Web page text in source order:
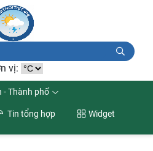
vị:
- Thành phố
Tin tổng hợp Widget